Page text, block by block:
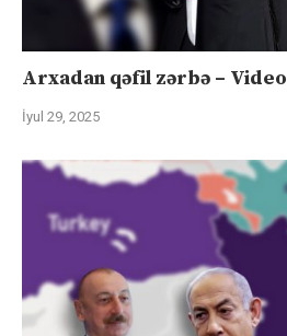
Arxadan qəfil zərbə – Video
İyul 29, 2025